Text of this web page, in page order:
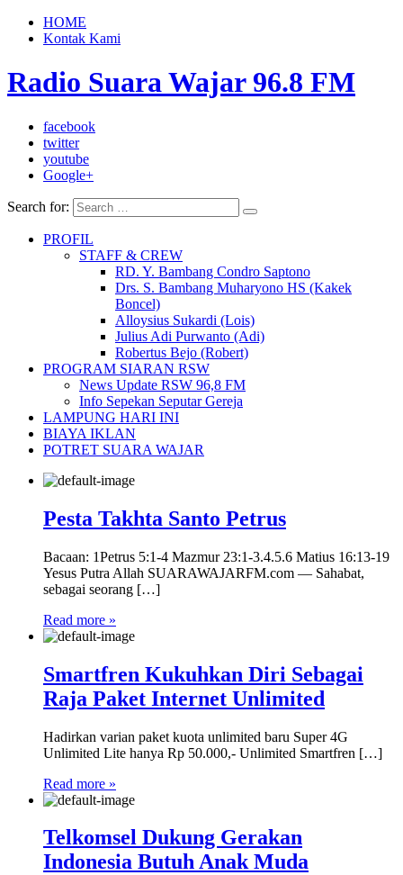
HOME
Kontak Kami
Radio Suara Wajar 96.8 FM
facebook
twitter
youtube
Google+
Search for:
PROFIL
STAFF & CREW
RD. Y. Bambang Condro Saptono
Drs. S. Bambang Muharyono HS (Kakek
Boncel)
Alloysius Sukardi (Lois)
Julius Adi Purwanto (Adi)
Robertus Bejo (Robert)
PROGRAM SIARAN RSW
News Update RSW 96,8 FM
Info Sepekan Seputar Gereja
LAMPUNG HARI INI
BIAYA IKLAN
POTRET SUARA WAJAR
Pesta Takhta Santo Petrus
Bacaan: 1Petrus 5:1-4 Mazmur 23:1-3.4.5.6 Matius 16:13-19
Yesus Putra Allah SUARAWAJARFM.com — Sahabat,
sebagai seorang […]
Read more »
Smartfren Kukuhkan Diri Sebagai
Raja Paket Internet Unlimited
Hadirkan varian paket kuota unlimited baru Super 4G
Unlimited Lite hanya Rp 50.000,- Unlimited Smartfren […]
Read more »
Telkomsel Dukung Gerakan
Indonesia Butuh Anak Muda